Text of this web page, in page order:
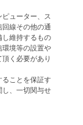
ューター、ス
線その他の通
維持するもの
環境等の設置や
く必要があり
ことを保証す
し、一切関与せ